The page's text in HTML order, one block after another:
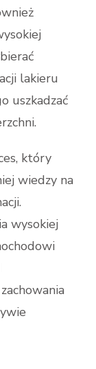
lakieru
uszkadzać
który
wiedzy na
wysokiej